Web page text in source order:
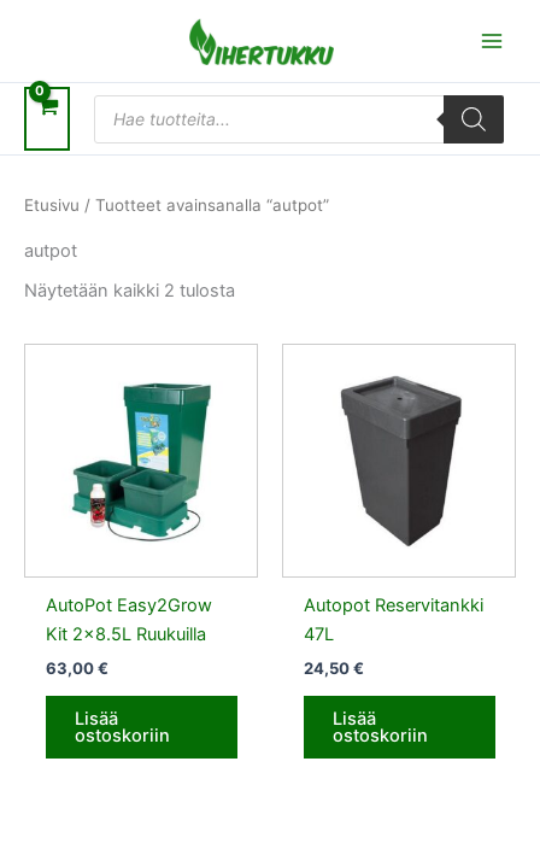
Products
search
Etusivu / Tuotteet avainsanalla “autpot”
autpot
Näytetään kaikki 2 tulosta
AutoPot Easy2Grow
Kit 2×8.5L Ruukuilla
63,00€
Lisää
ostoskoriin
Autopot Reservitankki
47L
24,50€
Lisää
ostoskoriin